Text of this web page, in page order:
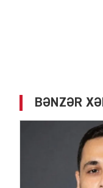
BƏNZƏR